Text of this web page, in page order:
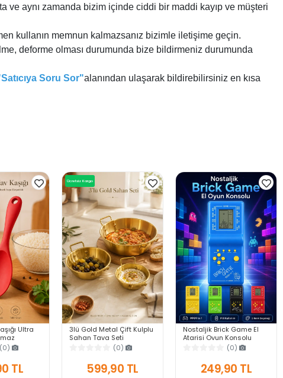
ve aynı zamanda bizim içinde ciddi bir maddi kayıp ve müşteri
kullanın memnun kalmazsanız bizimle iletişime geçin.
deforme olması durumunda bize bildirmeniz durumunda
Soru Sor"alanından ulaşarak bildirebilirsiniz en kısa
Ultra
Dayanıklı
(0)
TL
Ücretsiz Kargo
3lü Gold Metal Çift Kulplu
Sahan Tava Seti
Kahvaltılık Meze
Menemen Mutfak Sofra
Sunum Kabı Seti
(0)
599,90 TL
Nostaljik Brick Game El
Atarisi Oyun Konsolu
9999 in 1 Pilli Atari
Eğlenceli Çocuk Oyuncağı
(0)
249,90 TL